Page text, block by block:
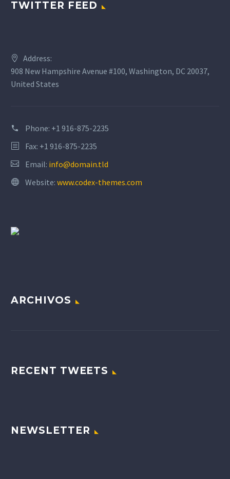
TWITTER FEED
Address:
908 New Hampshire Avenue #100, Washington, DC 20037,
United States
Phone: +1 916-875-2235
Fax: +1 916-875-2235
Email: info@domain.tld
Website: www.codex-themes.com
ARCHIVOS
RECENT TWEETS
NEWSLETTER